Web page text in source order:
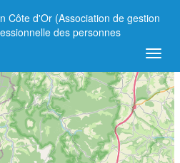
Côte d'Or (Association de gestion
des personnes